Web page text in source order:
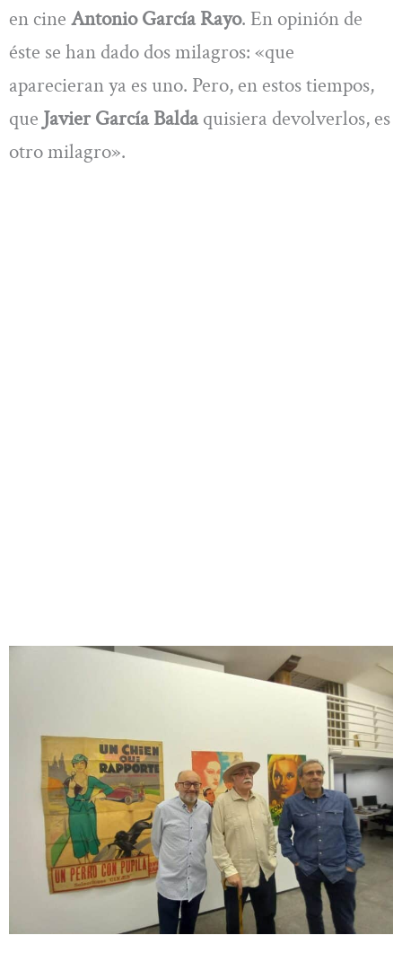
en cine Antonio García Rayo. En opinión de
éste se han dado dos milagros: «que
aparecieran ya es uno. Pero, en estos tiempos,
que Javier García Baldaquisiera devolverlos, es
otro milagro».